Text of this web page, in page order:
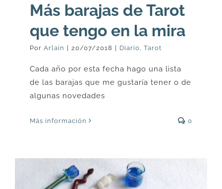
Más barajas de Tarot
que tengo en la mira
Por Arlain | 20/07/2018 | Diario Tarot
Cada año por esta fecha hago una lista
de las barajas que me gustaría tener o de
algunas novedades
Más información 0